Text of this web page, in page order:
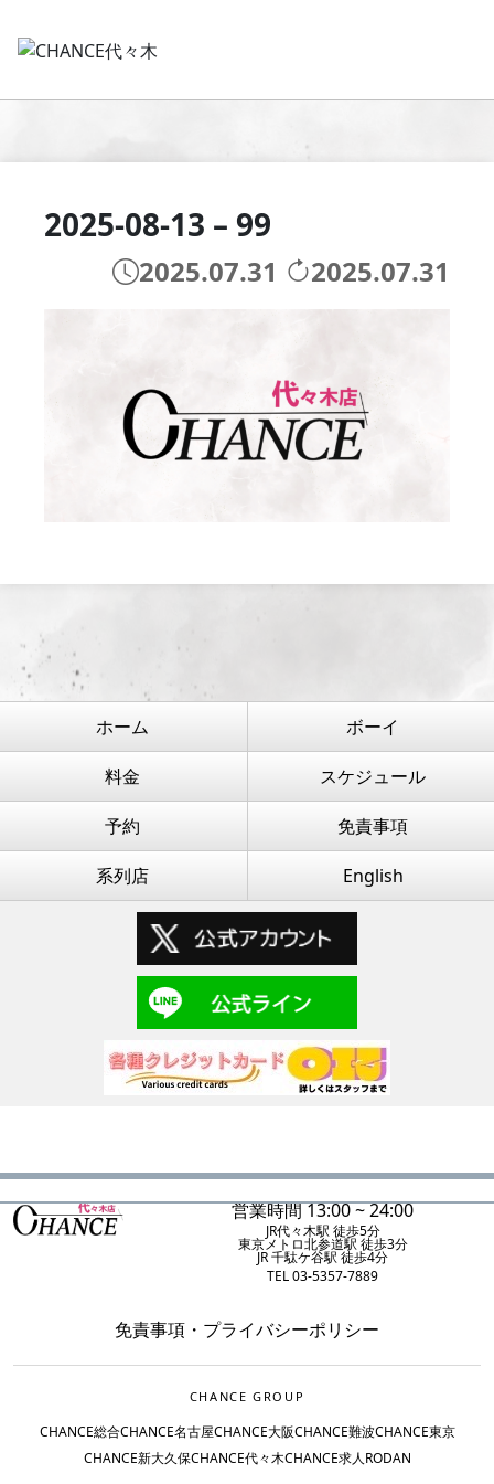
2025-08-13 – 99
2025.07.31 2025.07.31
ホーム ボーイ
料金 スケジュール
予約 免責事項
系列店 English
営業時間 13:00 ~ 24:00
JR代々木駅 徒歩5分
東京メトロ北参道駅 徒歩3分
JR 千駄ケ谷駅 徒歩4分
TEL 03-5357-7889
免責事項 ・ プライバシーポリシー
CHANCE GROUP
CHANCE総合CHANCE名古屋CHANCE大阪CHANCE難波CHANCE東京
CHANCE新大久保CHANCE代々木CHANCE求人RODAN